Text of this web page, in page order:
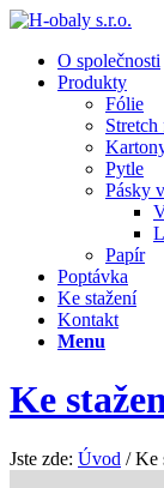
O společnosti
Produkty
Fólie
Pytle
Pásky
Papír
Poptávka
Ke stažení
Kontakt
Menu
Ke
Jste zde: Úvod / Ke